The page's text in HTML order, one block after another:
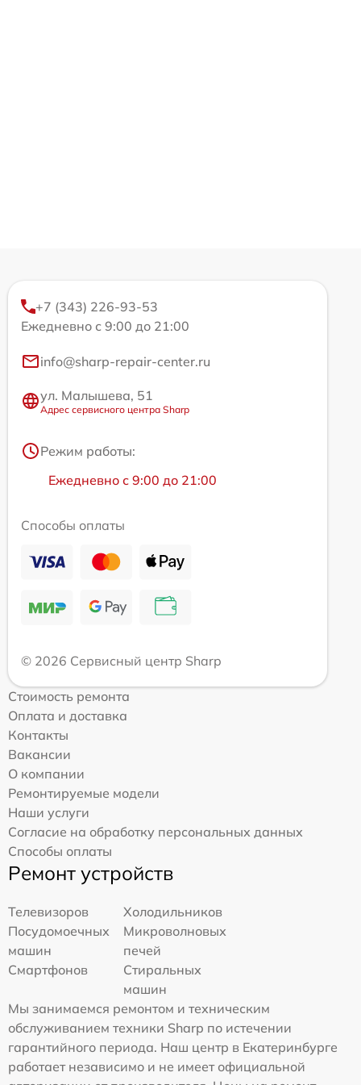
+7 (343) 226-93-53
Ежедневно с 9:00 до 21:00
info@sharp-repair-center.ru
ул. Малышева, 51
Адрес сервисного центра Sharp
Режим работы:
Ежедневно с 9:00 до 21:00
Способы оплаты
© 2026 Сервисный центр Sharp
Стоимость ремонта
Оплата и доставка
Контакты
Вакансии
О компании
Ремонтируемые модели
Наши услуги
Согласие на обработку персональных данных
Способы оплаты
Ремонт устройств
Телевизоров
Холодильников
Посудомоечных
машин
Микроволновых
печей
Смартфонов
Стиральных
машин
Мы занимаемся ремонтом и техническим
обслуживанием техники Sharp по истечении
гарантийного периода. Наш центр в Екатеринбурге
работает независимо и не имеет официальной